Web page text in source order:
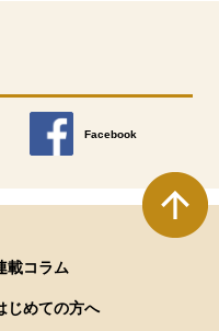
Facebook
別のウィンドウで開きます
載コラム
じめての方へ